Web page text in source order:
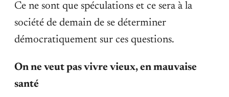
Ce ne sont que spéculations et ce sera à la
société de demain de se déterminer
démocratiquement sur ces questions.
On ne veut pas vivre vieux, en mauvaise
santé